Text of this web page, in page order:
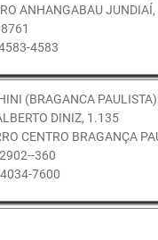
ANHANGABAU JUNDIAÍ,
4583
(BRAGANCA PAULISTA)
DINIZ, 1.135
CENTRO BRAGANÇA
360
7600